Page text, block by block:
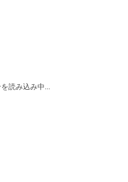
読み込み中...